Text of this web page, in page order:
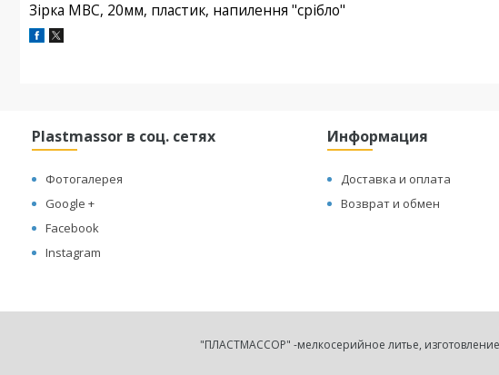
Зірка МВС, 20мм, пластик, напилення "срібло"
Plastmassor в соц. сетях
Фотогалерея
Google +
Facebook
Instagram
Информация
Доставка и оплата
Возврат и обмен